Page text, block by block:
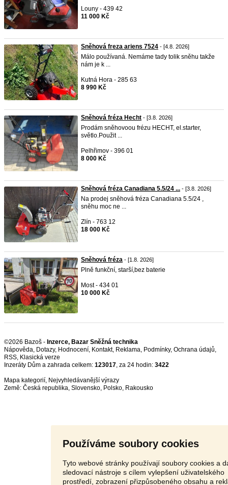
Používáme soubory cookies
Tyto webové stránky používají soubory cookies a
sledovací nástroje s cílem vylepšení uživatelského
prostředí, zobrazení přizpůsobeného obsahu a
Louny - 439 42
11 000 Kč
Sněhová freza ariens 7524 - [4.8. 2026]
Málo používaná. Nemáme tady tolik sněhu takže
nám je k ...
Kutná Hora - 285 63
8 990 Kč
Sněhová fréza Hecht - [3.8. 2026]
Prodám sněhovoou frézu HECHT, el.starter,
světlo.Použit ...
Pelhřimov - 396 01
8 000 Kč
Sněhová fréza Canadiana 5.5/24 ... - [3.8. 2026]
Na prodej sněhová fréza Canadiana 5.5/24 ,
sněhu moc ne ...
Zlín - 763 12
18 000 Kč
Sněhová fréza - [1.8. 2026]
Plně funkční, starší,bez baterie
Most - 434 01
10 000 Kč
©2026 Bazoš - Inzerce, Bazar Sněžná technika
Nápověda, Dotazy, Hodnocení, Kontakt, Reklama, Podmínky, Ochrana údajů,
RSS,
Inzeráty Dům a zahrada celkem: 123017, za 24 hodin: 3422
Mapa kategorií, Nejvyhledávanější výrazy
Země: Česká republika, Slovensko, Polsko, Rakousko